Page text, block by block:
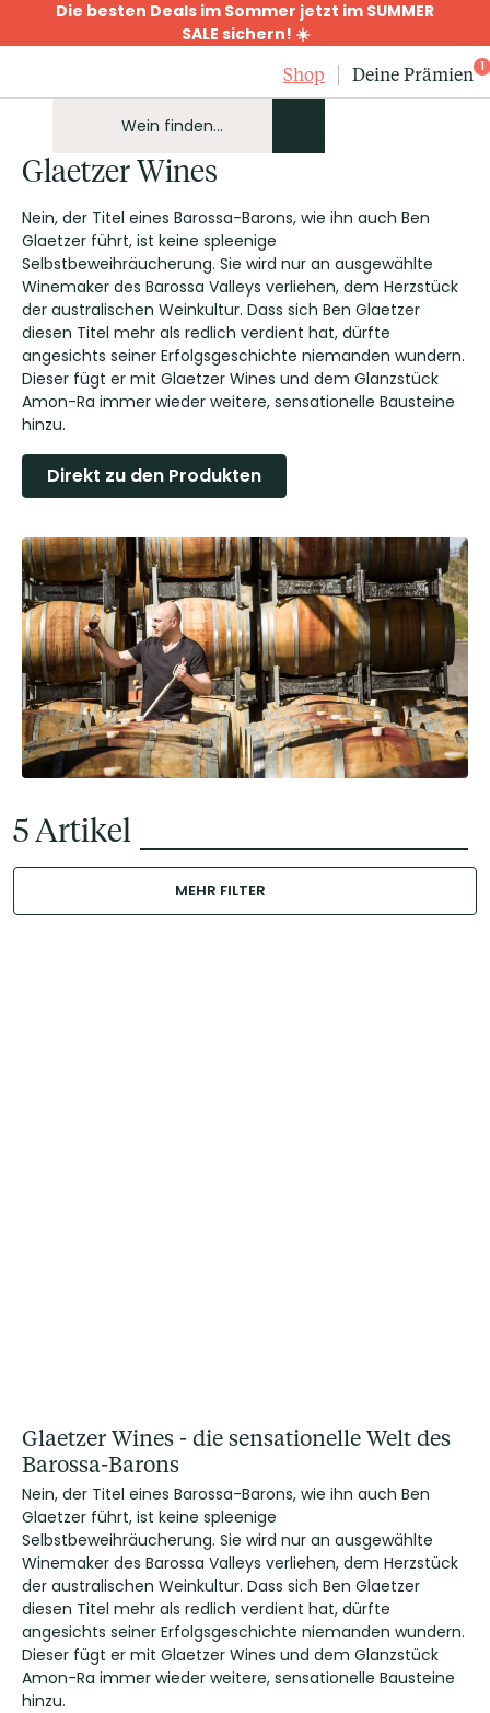
Die besten Deals im Sommer jetzt im SUMMER
SALE sichern! ☀️
Shop
Deine Prämien 1
Glaetzer Wines
Nein, der Titel eines Barossa-Barons, wie ihn auch Ben
Glaetzer führt, ist keine spleenige
Selbstbeweihräucherung. Sie wird nur an ausgewählte
Winemaker des Barossa Valleys verliehen, dem Herzstück
der australischen Weinkultur. Dass sich Ben Glaetzer
diesen Titel mehr als redlich verdient hat, dürfte
angesichts seiner Erfolgsgeschichte niemanden wundern.
Dieser fügt er mit Glaetzer Wines und dem Glanzstück
Amon-Ra immer wieder weitere, sensationelle Bausteine
hinzu.
Direkt zu den Produkten
5Artikel
MEHR FILTER
Glaetzer Wines - die sensationelle Welt des
Barossa-Barons
Nein, der Titel eines Barossa-Barons, wie ihn auch Ben
Glaetzer führt, ist keine spleenige
Selbstbeweihräucherung. Sie wird nur an ausgewählte
Winemaker des Barossa Valleys verliehen, dem Herzstück
der australischen Weinkultur. Dass sich Ben Glaetzer
diesen Titel mehr als redlich verdient hat, dürfte
angesichts seiner Erfolgsgeschichte niemanden wundern.
Dieser fügt er mit Glaetzer Wines und dem Glanzstück
Amon-Ra immer wieder weitere, sensationelle Bausteine
hinzu.